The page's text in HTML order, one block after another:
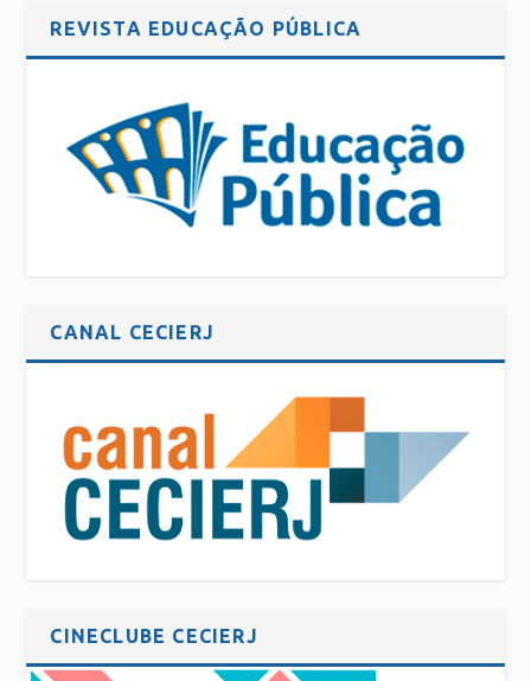
REVISTA EDUCAÇÃO PÚBLICA
CANAL CECIERJ
CINECLUBE CECIERJ